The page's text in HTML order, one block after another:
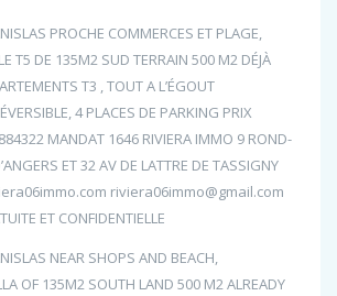
PROCHE COMMERCES ET PLAGE,
T5 DE 135M2 SUD TERRAIN 500 M2 DÉJÀ
T3 , TOUT A L’ÉGOUT
4 PLACES DE PARKING PRIX
MANDAT 1646 RIVIERA IMMO 9 ROND-
ET 32 AV DE LATTRE DE TASSIGNY
riviera06immo@gmail.com
ET CONFIDENTIELLE
NEAR SHOPS AND BEACH,
OF 135M2 SOUTH LAND 500 M2 ALREADY